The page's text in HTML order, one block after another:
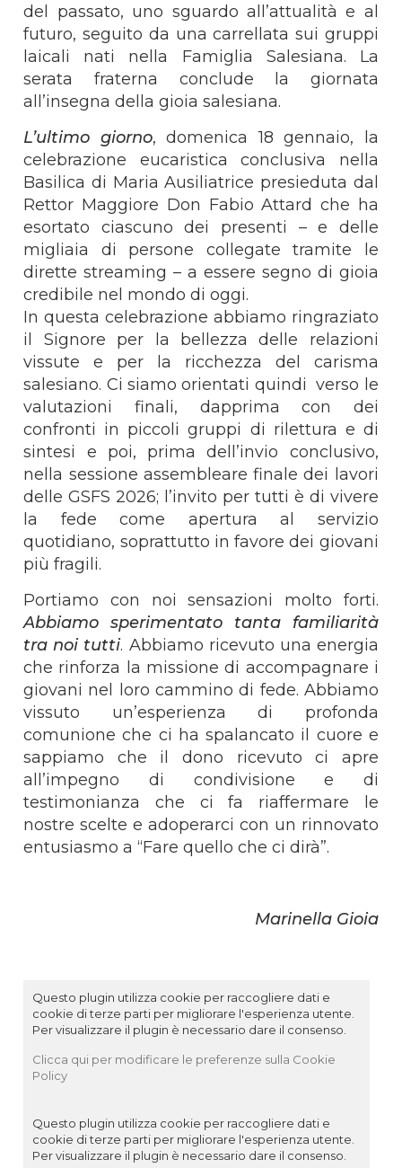
del passato, uno sguardo all’attualità e al
futuro, seguito da una carrellata sui gruppi
laicali nati nella Famiglia Salesiana. La
serata fraterna conclude la giornata
all’insegna della gioia salesiana.
L’ultimo giorno, domenica 18 gennaio, la
celebrazione eucaristica conclusiva nella
Basilica di Maria Ausiliatrice presieduta dal
Rettor Maggiore Don Fabio Attard che ha
esortato ciascuno dei presenti – e delle
migliaia di persone collegate tramite le
dirette streaming – a essere segno di gioia
credibile nel mondo di oggi.
In questa celebrazione abbiamo ringraziato
il Signore per la bellezza delle relazioni
vissute e per la ricchezza del carisma
salesiano. Ci siamo orientati quindi verso le
valutazioni finali, dapprima con dei
confronti in piccoli gruppi di rilettura e di
sintesi e poi, prima dell’invio conclusivo,
nella sessione assembleare finale dei lavori
delle GSFS 2026; l’invito per tutti è di vivere
la fede come apertura al servizio
quotidiano, soprattutto in favore dei giovani
più fragili.
Portiamo con noi sensazioni molto forti.
Abbiamo sperimentato tanta familiarità
tra noi tutti. Abbiamo ricevuto una energia
che rinforza la missione di accompagnare i
giovani nel loro cammino di fede. Abbiamo
vissuto un’esperienza di profonda
comunione che ci ha spalancato il cuore e
sappiamo che il dono ricevuto ci apre
all’impegno di condivisione e di
testimonianza che ci fa riaffermare le
nostre scelte e adoperarci con un rinnovato
entusiasmo a “Fare quello che ci dirà”.
Marinella Gioia
Questo plugin utilizza cookie per raccogliere dati e
cookie di terze parti per migliorare l'esperienza utente.
Per visualizzare il plugin è necessario dare il consenso.
Clicca qui per modificare le preferenze sulla Cookie
Policy
Questo plugin utilizza cookie per raccogliere dati e
cookie di terze parti per migliorare l'esperienza utente.
Per visualizzare il plugin è necessario dare il consenso.